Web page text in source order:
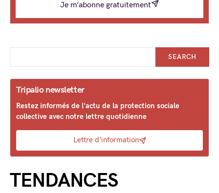
Je m’abonne gratuitement
SEARCH
Tripalio newsletter
Restez informés de l'actu de la protection sociale
collective avec notre lettre quotidienne
Lettre d'information
TENDANCES